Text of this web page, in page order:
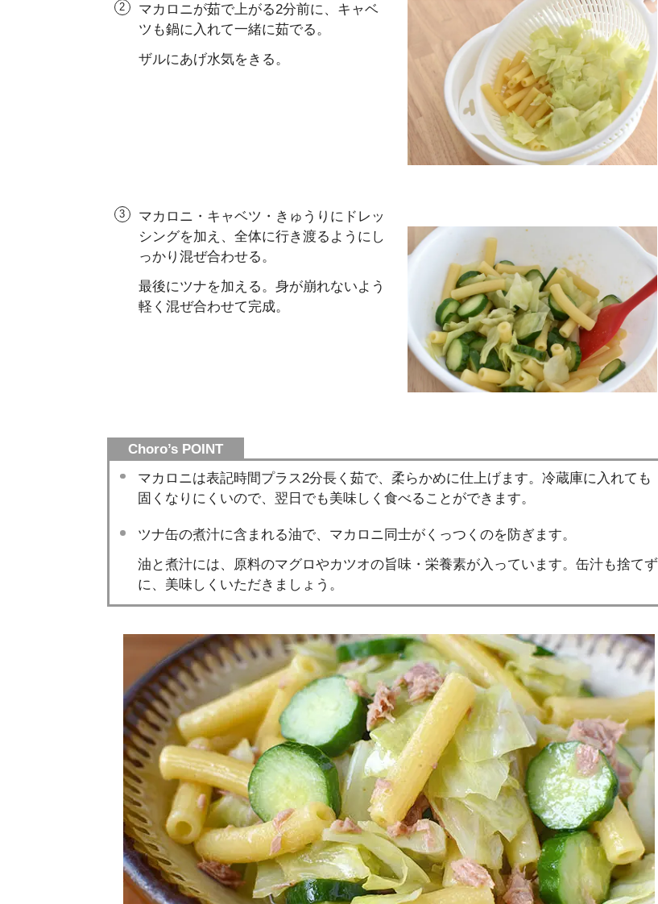
マカロニが茹で上がる2分前に、キャベ
ツも鍋に入れて一緒に茹でる。
ザルにあげ水気をきる。
マカロニ・キャベツ・きゅうりにドレッ
シングを加え、全体に行き渡るようにし
っかり混ぜ合わせる。
最後にツナを加える。身が崩れないよう
軽く混ぜ合わせて完成。
Choro’s POINT
マカロニは表記時間プラス2分長く茹で、柔らかめに仕上げます。冷蔵庫に入れても
固くなりにくいので、翌日でも美味しく食べることができます。
ツナ缶の煮汁に含まれる油で、マカロニ同士がくっつくのを防ぎます。
油と煮汁には、原料のマグロやカツオの旨味・栄養素が入っています。缶汁も捨てず
に、美味しくいただきましょう。